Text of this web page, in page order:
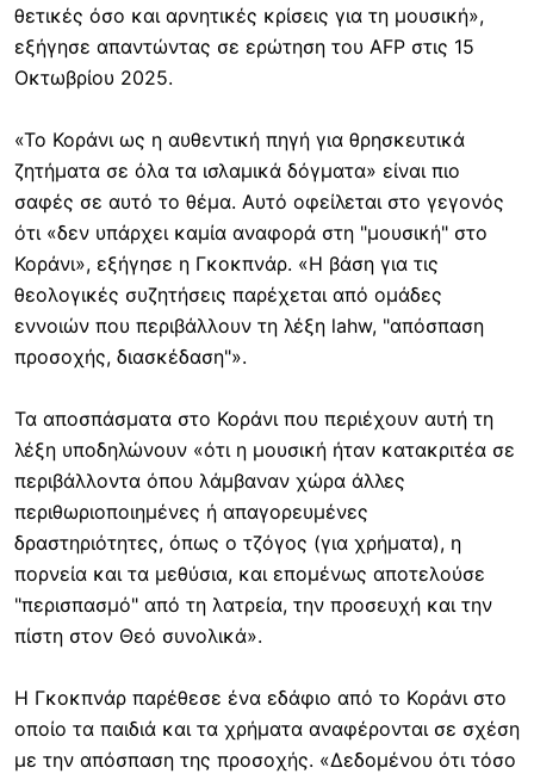
θετικές όσο και αρνητικές κρίσεις για τη μουσική»,
εξήγησε απαντώντας σε ερώτηση του AFP στις 15
Οκτωβρίου 2025.
«Το Κοράνι ως η αυθεντική πηγή για θρησκευτικά
ζητήματα σε όλα τα ισλαμικά δόγματα» είναι πιο
σαφές σε αυτό το θέμα. Αυτό οφείλεται στο γεγονός
ότι «δεν υπάρχει καμία αναφορά στη "μουσική" στο
Κοράνι», εξήγησε η Γκοκπνάρ. «Η βάση για τις
θεολογικές συζητήσεις παρέχεται από ομάδες
εννοιών που περιβάλλουν τη λέξη lahw, "απόσπαση
προσοχής, διασκέδαση"».
Τα αποσπάσματα στο Κοράνι που περιέχουν αυτή τη
λέξη υποδηλώνουν «ότι η μουσική ήταν κατακριτέα σε
περιβάλλοντα όπου λάμβαναν χώρα άλλες
περιθωριοποιημένες ή απαγορευμένες
δραστηριότητες, όπως ο τζόγος (για χρήματα), η
πορνεία και τα μεθύσια, και επομένως αποτελούσε
"περισπασμό" από τη λατρεία, την προσευχή και την
πίστη στον Θεό συνολικά».
Η Γκοκπνάρ παρέθεσε ένα εδάφιο από το Κοράνι στο
οποίο τα παιδιά και τα χρήματα αναφέρονται σε σχέση
με την απόσπαση της προσοχής. «Δεδομένου ότι τόσο